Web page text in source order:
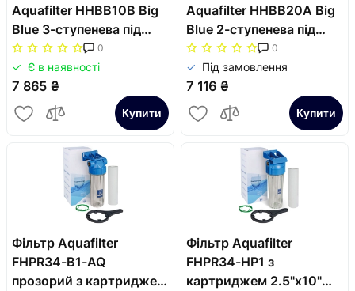
Aquafilter HHBB10B Big
Blue 3-ступенева під
картриджі 10" на
платформі з манометр
0
Є в наявності
7 865 ₴
Купити
Aquafilter HHBB20A Big
Blue 2-ступенева під
картриджі 20" на
платформі з манометр
0
Під замовлення
7 116 ₴
Купити
Фільтр Aquafilter
FHPR34-B1-AQ
прозорий з картриджем
Фільтр Aquafilter
FHPR34-HP1 з
картриджем 2.5"х10"